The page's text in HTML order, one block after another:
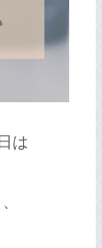
は